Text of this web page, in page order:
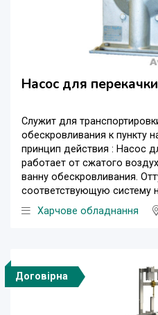
Насос для
Служит для
обескровливания к пункту
принцип действия : Насос
работает от сжатого
ванну обескровливания.
соответствующую систему
Харчове обладнання
Договірна